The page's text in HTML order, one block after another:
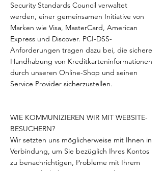
Security Standards Council verwaltet
werden, einer gemeinsamen Initiative von
Marken wie Visa, MasterCard, American
Express und Discover. PCI-DSS-
Anforderungen tragen dazu bei, die sichere
Handhabung von Kreditkarteninformationen
durch unseren Online-Shop und seinen
Service Provider sicherzustellen.
WIE KOMMUNIZIEREN WIR MIT WEBSITE-
BESUCHERN?
Wir setzten uns möglicherweise mit Ihnen in
Verbindung, um Sie bezüglich Ihres Kontos
zu benachrichtigen, Probleme mit Ihrem